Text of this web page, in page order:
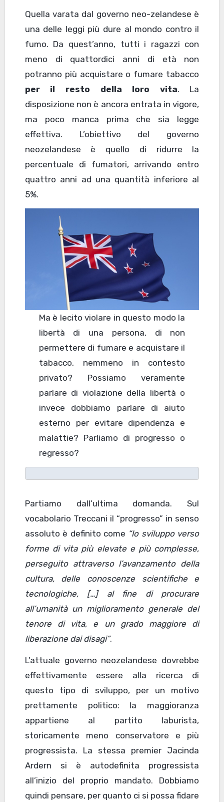
Quella varata dal governo neo-zelandese è
una delle leggi più dure al mondo contro il
fumo. Da quest’anno, tutti i ragazzi con
meno di quattordici anni di età non
potranno più acquistare o fumare tabacco
per il resto della loro vita. La
disposizione non è ancora entrata in vigore,
ma poco manca prima che sia legge
effettiva. L’obiettivo del governo
neozelandese è quello di ridurre la
percentuale di fumatori, arrivando entro
quattro anni ad una quantità inferiore al
5%.
Ma è lecito violare in questo modo la
libertà di una persona, di non
permettere di fumare e acquistare il
tabacco, nemmeno in contesto
privato? Possiamo veramente
parlare di violazione della libertà o
invece dobbiamo parlare di aiuto
esterno per evitare dipendenza e
malattie? Parliamo di progresso o
regresso?
Partiamo dall’ultima domanda. Sul
vocabolario Treccani il “progresso” in senso
assoluto è definito come “lo sviluppo verso
forme di vita più elevate e più complesse,
perseguito attraverso l’avanzamento della
cultura, delle conoscenze scientifiche e
tecnologiche, […] al fine di procurare
all’umanità un miglioramento generale del
tenore di vita, e un grado maggiore di
liberazione dai disagi”.
L’attuale governo neozelandese dovrebbe
effettivamente essere alla ricerca di
questo tipo di sviluppo, per un motivo
prettamente politico: la maggioranza
appartiene al partito laburista,
storicamente meno conservatore e più
progressista. La stessa premier Jacinda
Ardern si è autodefinita progressista
all’inizio del proprio mandato. Dobbiamo
quindi pensare, per quanto ci si possa fidare